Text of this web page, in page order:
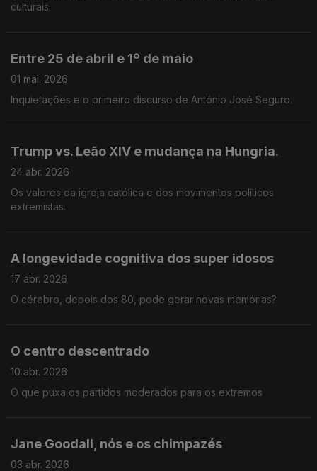
culturais.
Entre 25 de abril e 1º de maio
01 mai. 2026
Inquietações e o primeiro discurso de António José Seguro.
Trump vs. Leão XIV e mudança na Hungria.
24 abr. 2026
Os valores da igreja católica e dos movimentos políticos
extremistas.
A longevidade cognitiva dos super idosos
17 abr. 2026
O cérebro, depois dos 80, pode gerar novas memórias?
O centro descentrado
10 abr. 2026
O que puxa os partidos moderados para os extremos
Jane Goodall, nós e os chimpazés
03 abr. 2026